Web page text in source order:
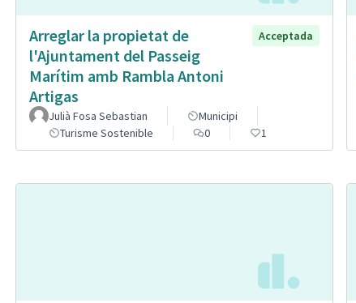
Arreglar la propietat de
l'Ajuntament del Passeig
Marítim amb Rambla Antoni
Artigas
Acceptada
Julià Fosa Sebastian
Municipi
Turisme Sostenible
0 1